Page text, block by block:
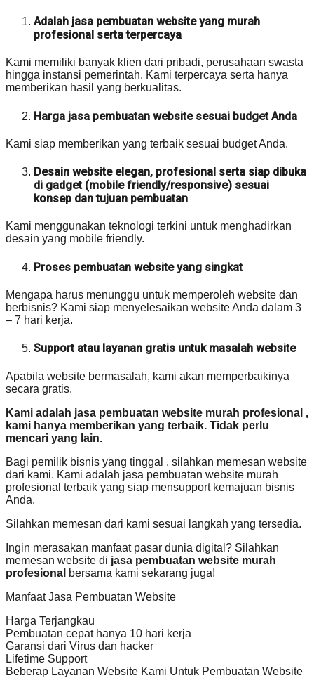
Adalah jasa pembuatan website yang murah
profesional serta terpercaya
Kami memiliki banyak klien dari pribadi, perusahaan swasta
hingga instansi pemerintah. Kami terpercaya serta hanya
memberikan hasil yang berkualitas.
Harga jasa pembuatan website sesuai budget Anda
Kami siap memberikan yang terbaik sesuai budget Anda.
Desain website elegan, profesional serta siap dibuka
di gadget (mobile friendly/responsive) sesuai
konsep dan tujuan pembuatan
Kami menggunakan teknologi terkini untuk menghadirkan
desain yang mobile friendly.
Proses pembuatan website yang singkat
Mengapa harus menunggu untuk memperoleh website dan
berbisnis? Kami siap menyelesaikan website Anda dalam 3
– 7 hari kerja.
Support atau layanan gratis untuk masalah website
Apabila website bermasalah, kami akan memperbaikinya
secara gratis.
Kami adalah jasa pembuatan website murah profesional ,
kami hanya memberikan yang terbaik. Tidak perlu
mencari yang lain.
Bagi pemilik bisnis yang tinggal , silahkan memesan website
dari kami. Kami adalah jasa pembuatan website murah
profesional terbaik yang siap mensupport kemajuan bisnis
Anda.
Silahkan memesan dari kami sesuai langkah yang tersedia.
Ingin merasakan manfaat pasar dunia digital? Silahkan
memesan website di jasa pembuatan website murah
profesional bersama kami sekarang juga!
Manfaat Jasa Pembuatan Website
Harga Terjangkau
Pembuatan cepat hanya 10 hari kerja
Garansi dari Virus dan hacker
Lifetime Support
Beberap Layanan Website Kami Untuk Pembuatan Website